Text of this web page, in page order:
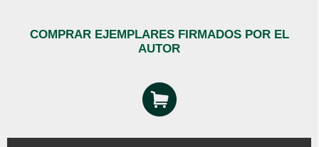
COMPRAR EJEMPLARES FIRMADOS POR EL
AUTOR